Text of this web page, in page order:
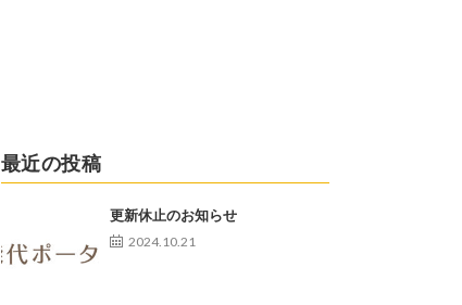
最近の投稿
更新休止のお知らせ
2024.10.21